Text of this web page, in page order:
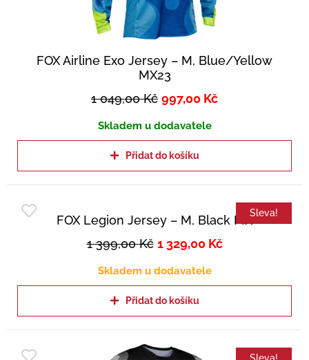
FOX Airline Exo Jersey – M, Blue/Yellow
MX23
1 049,00Kč 997,00 Kč
Skladem u dodavatele
Přidat do košíku
Sleva!
FOX Legion Jersey – M, Black MX
1 399,00Kč 1 329,00 Kč
Skladem u dodavatele
Přidat do košíku